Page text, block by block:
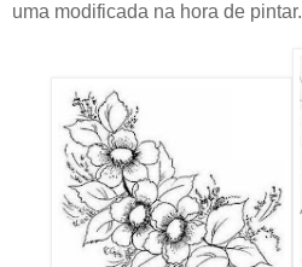
uma modificada na hora de pintar.